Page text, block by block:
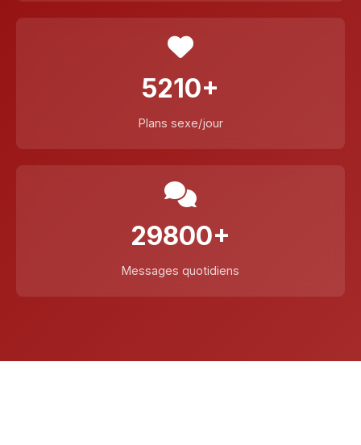
5210+
Plans sexe/jour
29800+
Messages quotidiens